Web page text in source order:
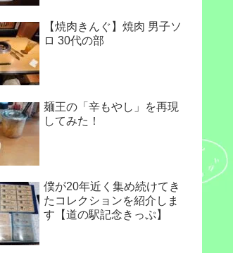
【焼肉きんぐ】焼肉 男子ソ
ロ 30代の部
麺王の「辛もやし」を再現
してみた！
僕が20年近く集め続けてき
たコレクションを紹介しま
す【道の駅記念きっぷ】